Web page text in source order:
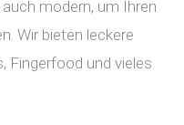
modern, um Ihren
Wir bieten leckere
Fingerfood und vieles